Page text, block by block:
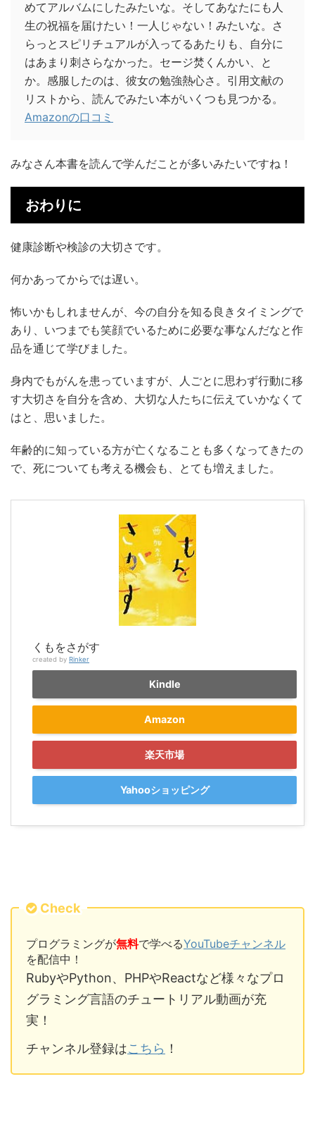
めてアルバムにしたみたいな。そしてあなたにも人
生の祝福を届けたい！一人じゃない！みたいな。さ
らっとスピリチュアルが入ってるあたりも、自分に
はあまり刺さらなかった。セージ焚くんかい、と
か。感服したのは、彼女の勉強熱心さ。引用文献の
リストから、読んでみたい本がいくつも見つかる。
Amazonの口コミ
みなさん本書を読んで学んだことが多いみたいですね！
おわりに
健康診断や検診の大切さです。
何かあってからでは遅い。
怖いかもしれませんが、今の自分を知る良きタイミングで
あり、いつまでも笑顔でいるために必要な事なんだなと作
品を通じて学びました。
身内でもがんを患っていますが、人ごとに思わず行動に移
す大切さを自分を含め、大切な人たちに伝えていかなくて
はと、思いました。
年齢的に知っている方が亡くなることも多くなってきたの
で、死についても考える機会も、とても増えました。
くもをさがす
created by Rinker
Kindle
Amazon
楽天市場
Yahooショッピング
Check
プログラミングが無料で学べるYouTubeチャンネル
を配信中！
RubyやPython、PHPやReactなど様々なプロ
グラミング言語のチュートリアル動画が充
実！
チャンネル登録はこちら ！